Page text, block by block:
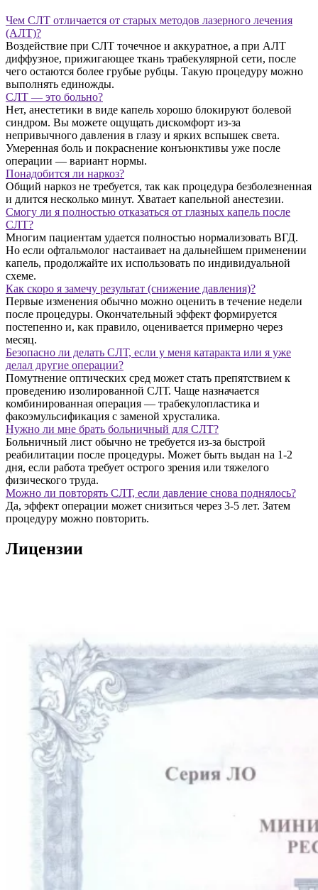
Чем СЛТ отличается от старых методов лазерного лечения
(АЛТ)?
Воздействие при СЛТ точечное и аккуратное, а при АЛТ
диффузное, прижигающее ткань трабекулярной сети, после
чего остаются более грубые рубцы. Такую процедуру можно
выполнять единожды.
СЛТ — это больно?
Нет, анестетики в виде капель хорошо блокируют болевой
синдром. Вы можете ощущать дискомфорт из-за
непривычного давления в глазу и ярких вспышек света.
Умеренная боль и покраснение конъюнктивы уже после
операции — вариант нормы.
Понадобится ли наркоз?
Общий наркоз не требуется, так как процедура безболезненная
и длится несколько минут. Хватает капельной анестезии.
Смогу ли я полностью отказаться от глазных капель после
СЛТ?
Многим пациентам удается полностью нормализовать ВГД.
Но если офтальмолог настаивает на дальнейшем применении
капель, продолжайте их использовать по индивидуальной
схеме.
Как скоро я замечу результат (снижение давления)?
Первые изменения обычно можно оценить в течение недели
после процедуры. Окончательный эффект формируется
постепенно и, как правило, оценивается примерно через
месяц.
Безопасно ли делать СЛТ, если у меня катаракта или я уже
делал другие операции?
Помутнение оптических сред может стать препятствием к
проведению изолированной СЛТ. Чаще назначается
комбинированная операция — трабекулопластика и
факоэмульсификация с заменой хрусталика.
Нужно ли мне брать больничный для СЛТ?
Больничный лист обычно не требуется из-за быстрой
реабилитации после процедуры. Может быть выдан на 1-2
дня, если работа требует острого зрения или тяжелого
физического труда.
Можно ли повторять СЛТ, если давление снова поднялось?
Да, эффект операции может снизиться через 3-5 лет. Затем
процедуру можно повторить.
Лицензии